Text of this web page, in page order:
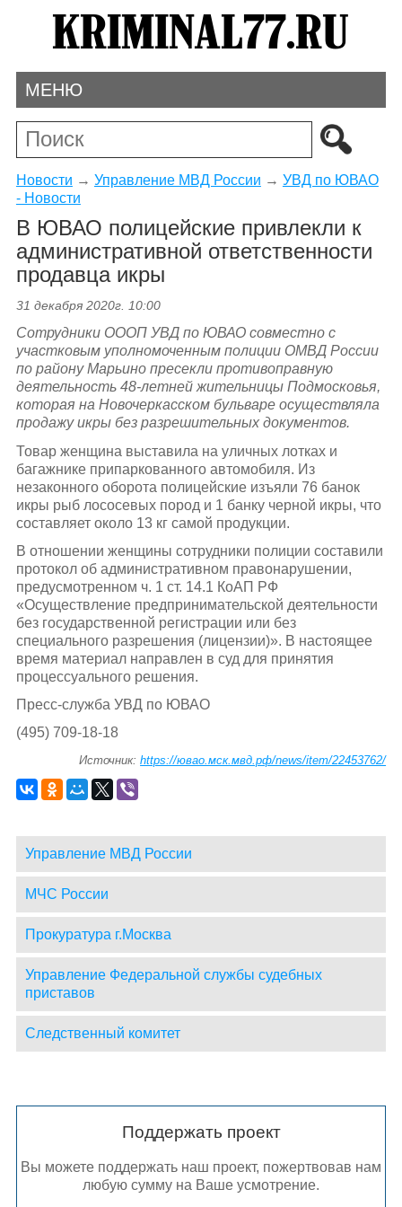
МЕНЮ
Новости → Управление МВД России → УВД по ЮВАО
- Новости
В ЮВАО полицейские привлекли к
административной ответственности
продавца икры
31 декабря 2020г. 10:00
Сотрудники ОООП УВД по ЮВАО совместно с
участковым уполномоченным полиции ОМВД России
по району Марьино пресекли противоправную
деятельность 48-летней жительницы Подмосковья,
которая на Новочеркасском бульваре осуществляла
продажу икры без разрешительных документов.
Товар женщина выставила на уличных лотках и
багажнике припаркованного автомобиля. Из
незаконного оборота полицейские изъяли 76 банок
икры рыб лососевых пород и 1 банку черной икры, что
составляет около 13 кг самой продукции.
В отношении женщины сотрудники полиции составили
протокол об административном правонарушении,
предусмотренном ч. 1 ст. 14.1 КоАП РФ
«Осуществление предпринимательской деятельности
без государственной регистрации или без
специального разрешения (лицензии)». В настоящее
время материал направлен в суд для принятия
процессуального решения.
Пресс-служба УВД по ЮВАО
(495) 709-18-18
Источник:https://ювао.мск.мвд.рф/news/item/22453762/
Управление МВД России
МЧС России
Прокуратура г.Москва
Управление Федеральной службы судебных
приставов
Следственный комитет
Поддержать проект
Вы можете поддержать наш проект, пожертвовав нам
любую сумму на Ваше усмотрение.